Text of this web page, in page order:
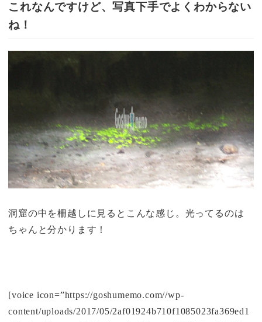
これなんですけど、写真下手でよくわからない
ね！
洞窟の中を柵越しに見るとこんな感じ。光ってるのは
ちゃんと分かります！
[voice icon=”https://goshumemo.com//wp-
content/uploads/2017/05/2af01924b710f1085023fa369ed1